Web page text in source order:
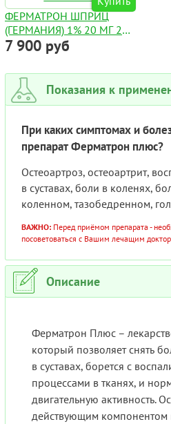
ФЕРМАТРОН ШПРИЦ
(ГЕРМАНИЯ) 1% 20 МГ 2
МЛ
7 900 руб
Показания к
При каких симптомах и
препарат Ферматрон плюс?
Остеоартроз, остеоартрит,
в суставах, боли в коленях,
коленном, тазобедренном,
ВАЖНО: Перед приёмом препарата -
посоветоваться с Вашим лечащим
Описание
Ферматрон Плюс –
который позволяет снять
в суставах, борется с
процессами в тканях, и
двигательную активность.
действующим компонентом